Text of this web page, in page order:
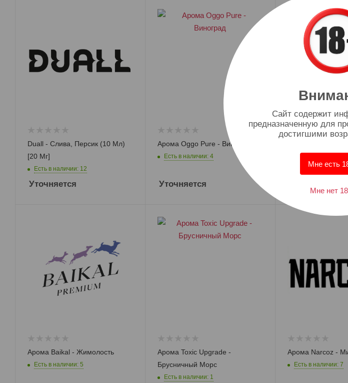
Duall - Слива, Персик (10 Мл)
[20 Мг]
Есть в наличии: 12
Уточняется
Арома Oggo Pure - Виноград
Есть в наличии: 4
Уточняется
Лимонад
Есть в наличии: 23
Арома Baikal - Жимолость
Есть в наличии: 5
Арома Toxic Upgrade -
Брусничный Морс
Есть в наличии: 1
Арома Narcoz -
Есть в наличии: 7
Шланги
Разогрев
угля
Калауды
Cайт содержит
предназначенную для
достигшими
Мне есть
Мне нет